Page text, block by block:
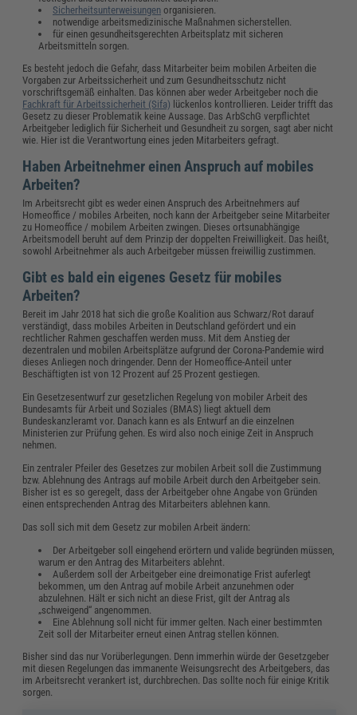
Sicherheitsunterweisungen organisieren.
notwendige arbeitsmedizinische Maßnahmen sicherstellen.
für einen gesundheitsgerechten Arbeitsplatz mit sicheren
Arbeitsmitteln sorgen.
Es besteht jedoch die Gefahr, dass Mitarbeiter beim mobilen Arbeiten die
Vorgaben zur Arbeitssicherheit und zum Gesundheitsschutz nicht
vorschriftsgemäß einhalten. Das können aber weder Arbeitgeber noch die
Fachkraft für Arbeitssicherheit (Sifa) lückenlos kontrollieren. Leider trifft das
Gesetz zu dieser Problematik keine Aussage. Das ArbSchG verpflichtet
Arbeitgeber lediglich für Sicherheit und Gesundheit zu sorgen, sagt aber nicht
wie. Hier ist die Verantwortung eines jeden Mitarbeiters gefragt.
Haben Arbeitnehmer einen Anspruch auf mobiles
Arbeiten?
Im Arbeitsrecht gibt es weder einen Anspruch des Arbeitnehmers auf
Homeoffice / mobiles Arbeiten, noch kann der Arbeitgeber seine Mitarbeiter
zu Homeoffice / mobilem Arbeiten zwingen. Dieses ortsunabhängige
Arbeitsmodell beruht auf dem Prinzip der doppelten Freiwilligkeit. Das heißt,
sowohl Arbeitnehmer als auch Arbeitgeber müssen freiwillig zustimmen.
Gibt es bald ein eigenes Gesetz für mobiles
Arbeiten?
Bereit im Jahr 2018 hat sich die große Koalition aus Schwarz/Rot darauf
verständigt, dass mobiles Arbeiten in Deutschland gefördert und ein
rechtlicher Rahmen geschaffen werden muss. Mit dem Anstieg der
dezentralen und mobilen Arbeitsplätze aufgrund der Corona-Pandemie wird
dieses Anliegen noch dringender. Denn der Homeoffice-Anteil unter
Beschäftigten ist von 12 Prozent auf 25 Prozent gestiegen.
Ein Gesetzesentwurf zur gesetzlichen Regelung von mobiler Arbeit des
Bundesamts für Arbeit und Soziales (BMAS) liegt aktuell dem
Bundeskanzleramt vor. Danach kann es als Entwurf an die einzelnen
Ministerien zur Prüfung gehen. Es wird also noch einige Zeit in Anspruch
nehmen.
Ein zentraler Pfeiler des Gesetzes zur mobilen Arbeit soll die Zustimmung
bzw. Ablehnung des Antrags auf mobile Arbeit durch den Arbeitgeber sein.
Bisher ist es so geregelt, dass der Arbeitgeber ohne Angabe von Gründen
einen entsprechenden Antrag des Mitarbeiters ablehnen kann.
Das soll sich mit dem Gesetz zur mobilen Arbeit ändern:
Der Arbeitgeber soll eingehend erörtern und valide begründen müssen,
warum er den Antrag des Mitarbeiters ablehnt.
Außerdem soll der Arbeitgeber eine dreimonatige Frist auferlegt
bekommen, um den Antrag auf mobile Arbeit anzunehmen oder
abzulehnen. Hält er sich nicht an diese Frist, gilt der Antrag als
„schweigend“ angenommen.
Eine Ablehnung soll nicht für immer gelten. Nach einer bestimmten
Zeit soll der Mitarbeiter erneut einen Antrag stellen können.
Bisher sind das nur Vorüberlegungen. Denn immerhin würde der Gesetzgeber
mit diesen Regelungen das immanente Weisungsrecht des Arbeitgebers, das
im Arbeitsrecht verankert ist, durchbrechen. Das sollte noch für einige Kritik
sorgen.